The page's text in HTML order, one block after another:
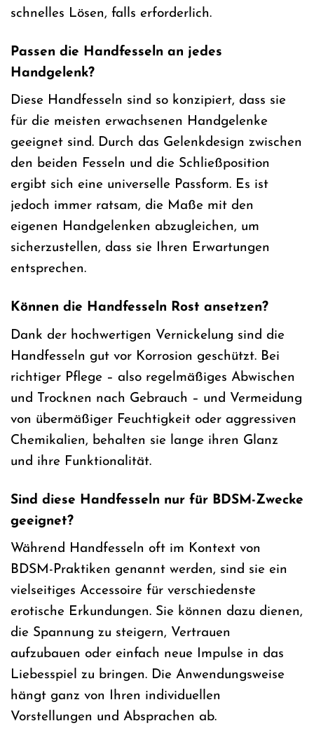
schnelles Lösen, falls erforderlich.
Passen die Handfesseln an jedes
Handgelenk?
Diese Handfesseln sind so konzipiert, dass sie
für die meisten erwachsenen Handgelenke
geeignet sind. Durch das Gelenkdesign zwischen
den beiden Fesseln und die Schließposition
ergibt sich eine universelle Passform. Es ist
jedoch immer ratsam, die Maße mit den
eigenen Handgelenken abzugleichen, um
sicherzustellen, dass sie Ihren Erwartungen
entsprechen.
Können die Handfesseln Rost ansetzen?
Dank der hochwertigen Vernickelung sind die
Handfesseln gut vor Korrosion geschützt. Bei
richtiger Pflege – also regelmäßiges Abwischen
und Trocknen nach Gebrauch – und Vermeidung
von übermäßiger Feuchtigkeit oder aggressiven
Chemikalien, behalten sie lange ihren Glanz
und ihre Funktionalität.
Sind diese Handfesseln nur für BDSM-Zwecke
geeignet?
Während Handfesseln oft im Kontext von
BDSM-Praktiken genannt werden, sind sie ein
vielseitiges Accessoire für verschiedenste
erotische Erkundungen. Sie können dazu dienen,
die Spannung zu steigern, Vertrauen
aufzubauen oder einfach neue Impulse in das
Liebesspiel zu bringen. Die Anwendungsweise
hängt ganz von Ihren individuellen
Vorstellungen und Absprachen ab.